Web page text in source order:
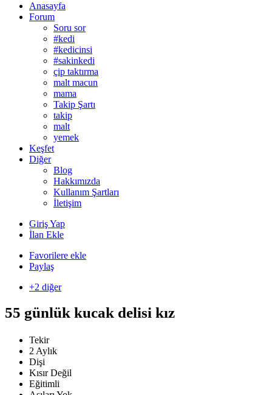
Anasayfa
Forum
Soru sor
#kedi
#kedicinsi
#sakinkedi
çip taktırma
malt macun
mama
Takip Şartı
takip
malt
yemek
Keşfet
Diğer
Blog
Hakkımızda
Kullanım Şartları
İletişim
Giriş Yap
İlan Ekle
Favorilere ekle
Paylaş
+2 diğer
55 günlük kucak delisi kız
Tekir
2 Aylık
Dişi
Kısır Değil
Eğitimli